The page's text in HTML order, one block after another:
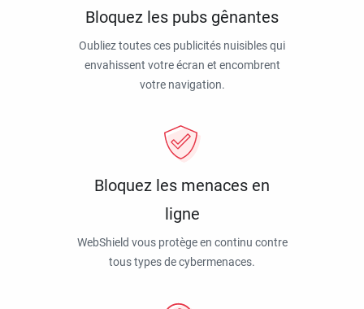
Bloquez les pubs gênantes
Oubliez toutes ces publicités nuisibles qui
envahissent votre écran et encombrent
votre navigation.
Bloquez les menaces en
ligne
WebShield vous protège en continu contre
tous types de cybermenaces.